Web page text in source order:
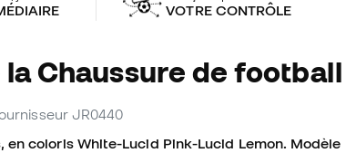
VOTRE CONTRÔLE
Chaussure de football
JR0440
coloris White-Lucid Pink-Lucid Lemon. Modèle